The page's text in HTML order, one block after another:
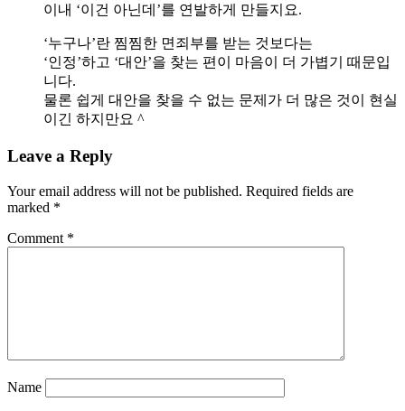
이내 ‘이건 아닌데’를 연발하게 만들지요.
‘누구나’란 찜찜한 면죄부를 받는 것보다는
‘인정’하고 ‘대안’을 찾는 편이 마음이 더 가볍기 때문입
니다.
물론 쉽게 대안을 찾을 수 없는 문제가 더 많은 것이 현실
이긴 하지만요 ^
Leave a Reply
Your email address will not be published. Required fields are
marked *
Comment *
Name